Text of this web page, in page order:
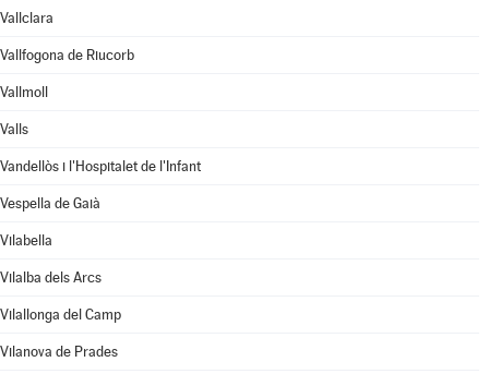
Vallclara
Vallfogona de Riucorb
Vallmoll
Valls
Vandellòs i l'Hospitalet de l'Infant
Vespella de Gaià
Vilabella
Vilalba dels Arcs
Vilallonga del Camp
Vilanova de Prades